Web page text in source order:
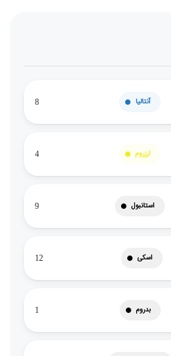
آنتالیا 8
ارزروم 4
استانبول 9
اسکی 12
بدروم 1